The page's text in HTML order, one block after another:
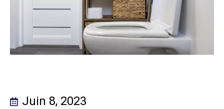
Juin 8, 2023